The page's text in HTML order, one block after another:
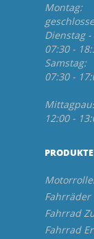
Dienstag
07:30 -
07:30 -
12:00 -
PRODUKTE
Fahrräder
Fahrrad
Fahrrad